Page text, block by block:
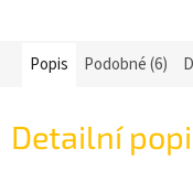
Popis Podobné (6)
Detailní